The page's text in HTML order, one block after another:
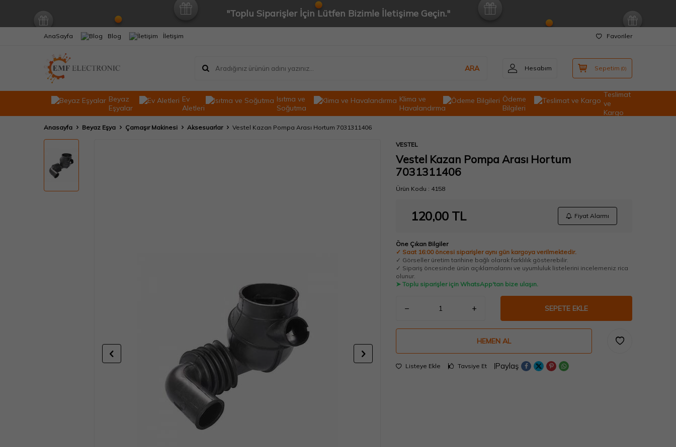
"Toplu Siparişler İçin Lütfen Bizimle İletişime Geçin."
AnaSayfa Blog İletişim Favoriler
ARA Hesabım Sepetim (0)
Beyaz
Eşyalar
Ev
Aletleri
Isıtma ve
Soğutma
Klima ve
Havalandırma
Ödeme
Bilgileri
Teslimat
ve
Kargo
Anasayfa Beyaz Eşya Çamaşır Makinesi Aksesuarlar Vestel Kazan Pompa Arası Hortum 7031311406
VESTEL
Vestel Kazan Pompa Arası Hortum
7031311406
Ürün Kodu : 4158
120,00 TL Fiyat Alarmı
Öne Çıkan Bilgiler
✓ Saat 16:00 öncesi siparişler aynı gün kargoya verilmektedir.
✓ Görseller üretim tarihine bağlı olarak farklılık gösterebilir.
✓ Sipariş öncesinde ürün açıklamalarını ve uyumluluk listelerini incelemeniz rica
olunur.
➤ Toplu siparişler için WhatsApp'tan bize ulaşın.
SEPETE EKLE
HEMEN AL
Listeye Ekle Tavsiye Et Paylaş